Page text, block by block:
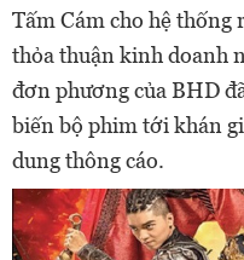
Tấm Cám cho hệ thống
thỏa thuận kinh doanh
đơn phương của BHD
biến bộ phim tới khán
dung thông cáo.